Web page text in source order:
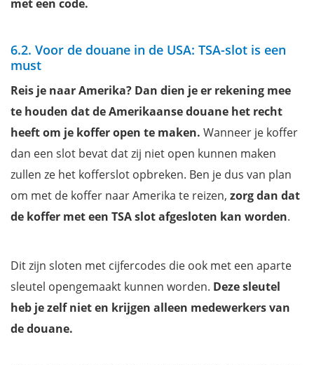
met een code.
6.2. Voor de douane in de USA: TSA-slot is een
must
Reis je naar Amerika? Dan dien je er rekening mee
te houden dat de Amerikaanse douane het recht
heeft om je koffer open te maken. Wanneer je koffer
dan een slot bevat dat zij niet open kunnen maken
zullen ze het kofferslot opbreken. Ben je dus van plan
om met de koffer naar Amerika te reizen, zorg dan dat
de koffer met een TSA slot afgesloten kan worden.
Dit zijn sloten met cijfercodes die ook met een aparte
sleutel opengemaakt kunnen worden. Deze sleutel
heb je zelf niet en krijgen alleen medewerkers van
de douane.